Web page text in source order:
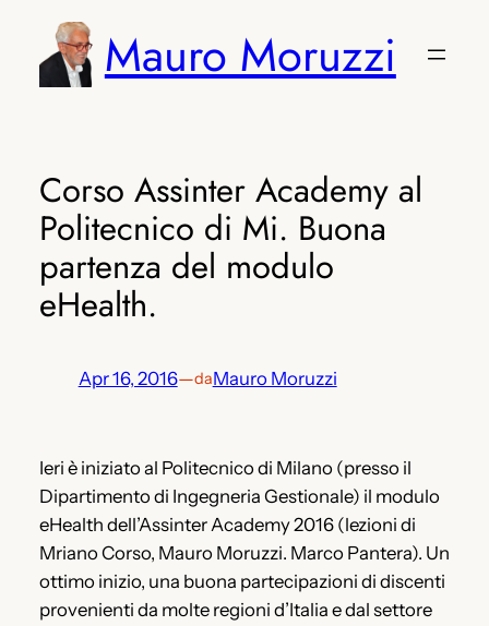
contenuto
Mauro Moruzzi
Corso Assinter Academy al
Politecnico di Mi. Buona
partenza del modulo
eHealth.
Apr 16, 2016—daMauro Moruzzi
Ieri è iniziato al Politecnico di Milano (presso il
Dipartimento di Ingegneria Gestionale) il modulo
eHealth dell’Assinter Academy 2016 (lezioni di
Mriano Corso, Mauro Moruzzi. Marco Pantera). Un
ottimo inizio, una buona partecipazioni di discenti
provenienti da molte regioni d’Italia e dal settore